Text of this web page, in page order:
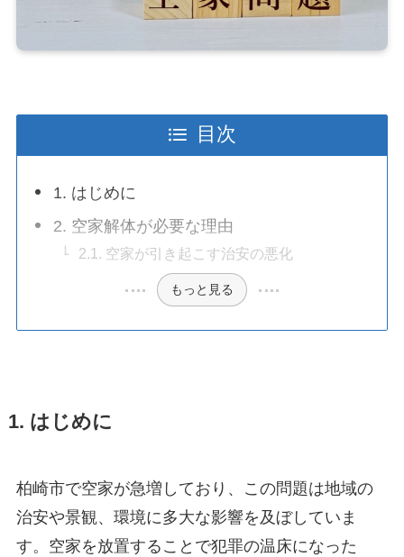
目次
1. はじめに
2. 空家解体が必要な理由
2.1. 空家が引き起こす治安の悪化
もっと見る
1. はじめに
柏崎市で空家が急増しており、この問題は地域の
治安や景観、環境に多大な影響を及ぼしていま
す。空家を放置することで犯罪の温床になった